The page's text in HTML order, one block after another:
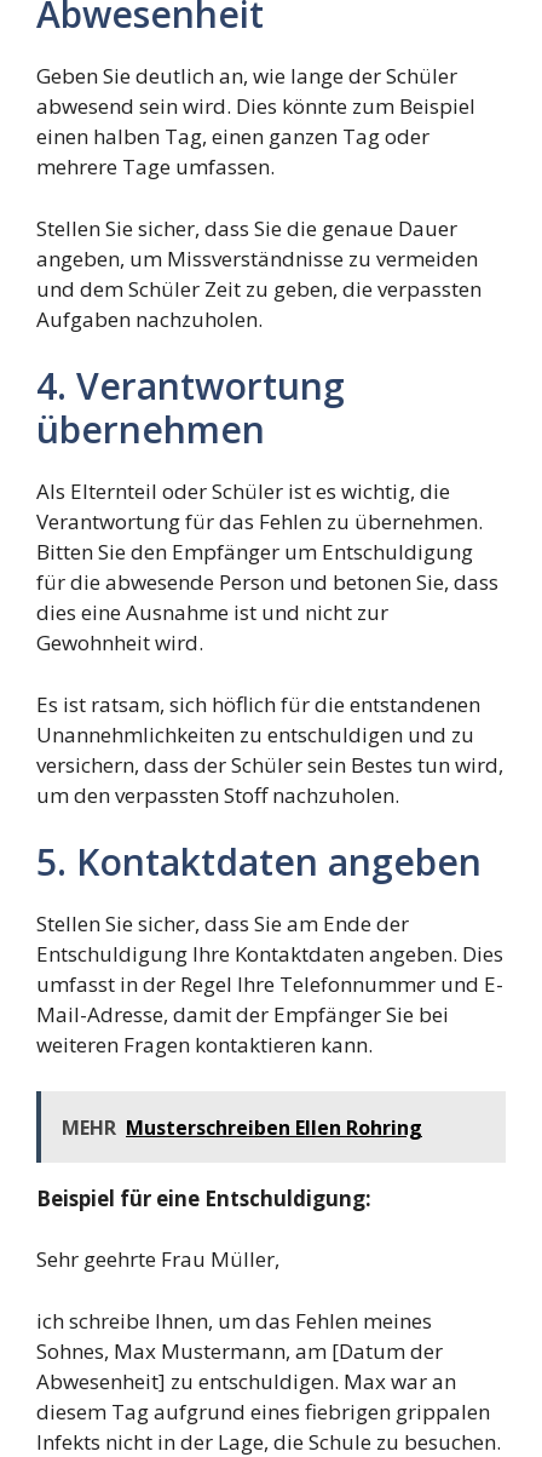
Abwesenheit
Geben Sie deutlich an, wie lange der Schüler
abwesend sein wird. Dies könnte zum Beispiel
einen halben Tag, einen ganzen Tag oder
mehrere Tage umfassen.
Stellen Sie sicher, dass Sie die genaue Dauer
angeben, um Missverständnisse zu vermeiden
und dem Schüler Zeit zu geben, die verpassten
Aufgaben nachzuholen.
4. Verantwortung
übernehmen
Als Elternteil oder Schüler ist es wichtig, die
Verantwortung für das Fehlen zu übernehmen.
Bitten Sie den Empfänger um Entschuldigung
für die abwesende Person und betonen Sie, dass
dies eine Ausnahme ist und nicht zur
Gewohnheit wird.
Es ist ratsam, sich höflich für die entstandenen
Unannehmlichkeiten zu entschuldigen und zu
versichern, dass der Schüler sein Bestes tun wird,
um den verpassten Stoff nachzuholen.
5. Kontaktdaten angeben
Stellen Sie sicher, dass Sie am Ende der
Entschuldigung Ihre Kontaktdaten angeben. Dies
umfasst in der Regel Ihre Telefonnummer und E-
Mail-Adresse, damit der Empfänger Sie bei
weiteren Fragen kontaktieren kann.
MEHR Musterschreiben Ellen Rohring
Beispiel für eine Entschuldigung:
Sehr geehrte Frau Müller,
ich schreibe Ihnen, um das Fehlen meines
Sohnes, Max Mustermann, am [Datum der
Abwesenheit] zu entschuldigen. Max war an
diesem Tag aufgrund eines fiebrigen grippalen
Infekts nicht in der Lage, die Schule zu besuchen.